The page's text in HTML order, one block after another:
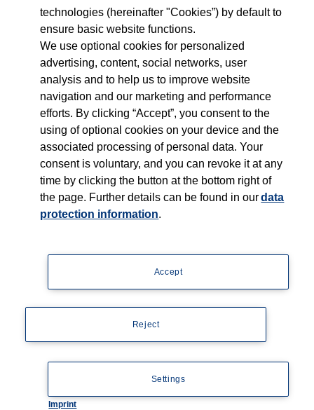
technologies (hereinafter "Cookies”) by default to
ensure basic website functions.
We use optional cookies for personalized
advertising, content, social networks, user
analysis and to help us to improve website
navigation and our marketing and performance
efforts. By clicking “Accept”, you consent to the
using of optional cookies on your device and the
associated processing of personal data. Your
consent is voluntary, and you can revoke it at any
time by clicking the button at the bottom right of
the page. Further details can be found in ourdata
protection information.
Imprint
Accept
Reject
Settings